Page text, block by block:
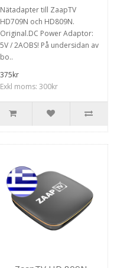
Nätadapter till ZaapTV
HD709N och HD809N.
Original.DC Power Adaptor:
5V / 2AOBS! På undersidan av
bo..
375kr
Exkl moms: 300kr